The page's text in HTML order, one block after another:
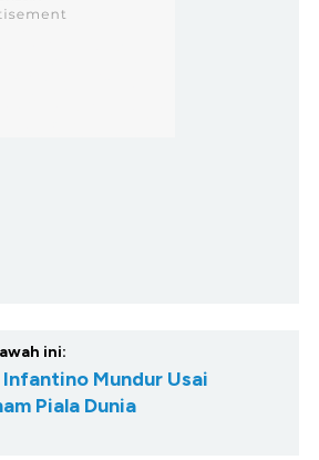
ini:
Mundur Usai
Piala Dunia